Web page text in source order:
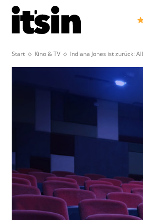
Start Kino & TV Indiana Jones ist zurück: